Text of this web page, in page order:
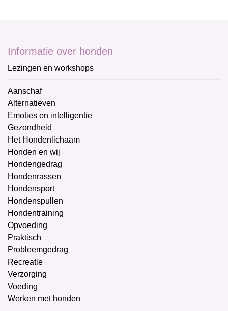
Informatie over honden
Lezingen en workshops
Aanschaf
Alternatieven
Emoties en intelligentie
Gezondheid
Het Hondenlichaam
Honden en wij
Hondengedrag
Hondenrassen
Hondensport
Hondenspullen
Hondentraining
Opvoeding
Praktisch
Probleemgedrag
Recreatie
Verzorging
Voeding
Werken met honden